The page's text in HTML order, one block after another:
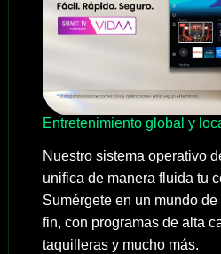
Entretenimiento global y
Nuestro sistema operativo
unifica de manera fluida tu
Sumérgete en un mundo
fin, con programas de alta
taquilleras y mucho más.